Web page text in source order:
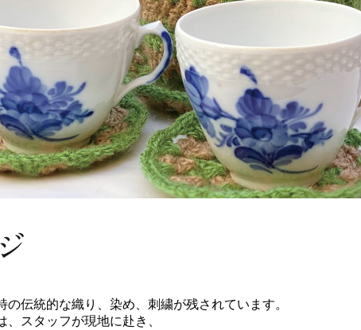
の伝統的な織り、染め、刺繍が残されています。
スタッフが現地に赴き、